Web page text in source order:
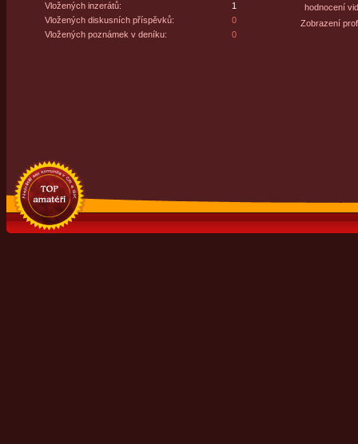
Vložených inzerátů:
1
Vložených diskusních příspěvků:
0
Vložených poznámek v deníku:
0
hodnocení
Zobrazení